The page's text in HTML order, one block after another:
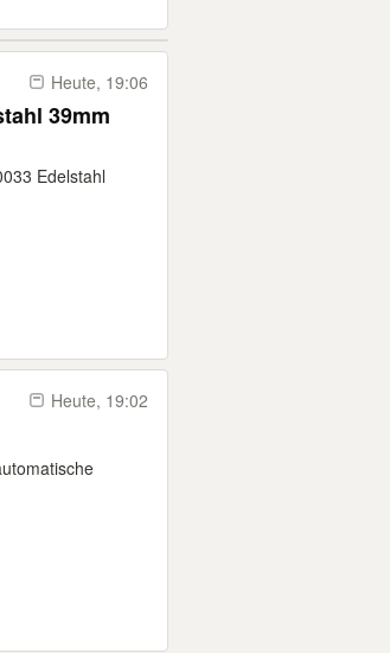
Heute, 19:06
39mm
Edelstahl
Heute, 19:02